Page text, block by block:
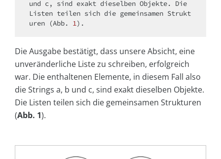
und c, sind exakt dieselben Objekte. Die
Listen teilen sich die gemeinsamen Strukt
uren (Abb. 1
Die Ausgabe bestätigt, dass unsere Absicht, eine
unveränderliche Liste zu schreiben, erfolgreich
war. Die enthaltenen Elemente, in diesem Fall also
die Strings a, b und c, sind exakt dieselben Objekte.
Die Listen teilen sich die gemeinsamen Strukturen
(Abb. 1).